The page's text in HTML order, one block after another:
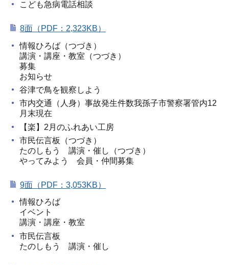
こども急病電話相談
8面（PDF：2,323KB）
情報ひろば（つづき）
講演・講座・教室（つづき）
募集
お知らせ
谷津で鳥を観察しよう
市内交通（人身）事故発生件数我孫子市警察署管内12
月末現在
【楽】2月のふれあい工房
市民伝言板（つづき）
たのしもう 講演・催し（つづき）
やってみよう 会員・仲間募集
9面（PDF：3,053KB）
情報ひろば
イベント
講演・講座・教室
市民伝言板
たのしもう 講演・催し